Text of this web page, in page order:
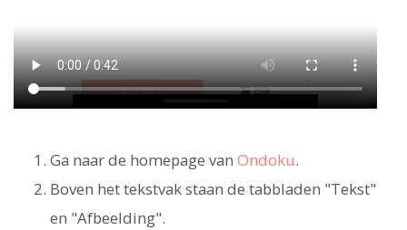
Ga naar de homepage van Ondoku.
Boven het tekstvak staan de tabbladen "Tekst"
en "Afbeelding".